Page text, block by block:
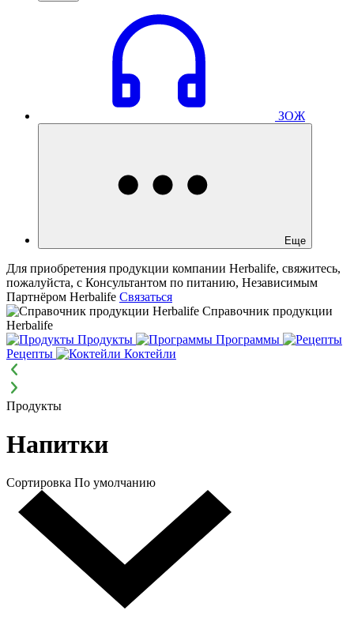
ЗОЖ
Еще
Для приобретения продукции компании Herbalife, свяжитесь,
пожалуйста, с Консультантом по питанию, Независимым
Партнёром Herbalife Связаться
Справочник продукции
Herbalife
Продукты
Программы
Рецепты
Коктейли
Продукты
Напитки
Сортировка По умолчанию